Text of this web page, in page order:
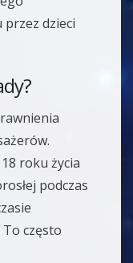
dzieci
roku życia
podczas
często